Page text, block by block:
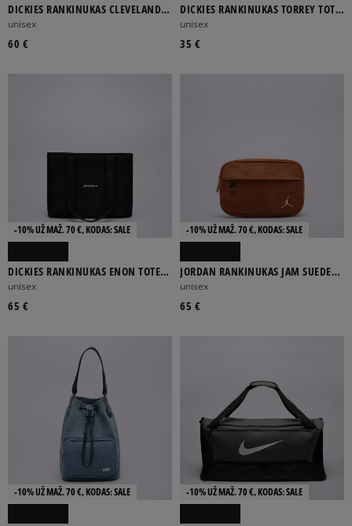
DICKIES RANKINUKAS CLEVELAND
HICKORY TOTE
unisex
60 €
DICKIES RANKINUKAS TORREY TOTE
BAG
unisex
35 €
-10% UŽ MAŽ. 70 €, KODAS: SALE
DICKIES RANKINUKAS ENON TOTE
BAG
unisex
65 €
-10% UŽ MAŽ. 70 €, KODAS: SALE
JORDAN RANKINUKAS JAM SUEDE
MONOGRAM CAMERA BAG
unisex
65 €
-10% UŽ MAŽ. 70 €, KODAS: SALE -10% UŽ MAŽ. 70 €, KODAS: SALE